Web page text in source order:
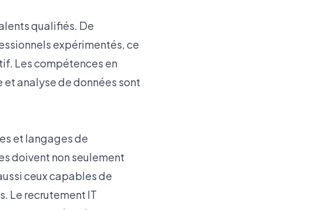
qualifiés. De
expérimentés, ce
Les compétences en
analyse de données sont
et langages de
doivent non seulement
ceux capables de
Le recrutement IT